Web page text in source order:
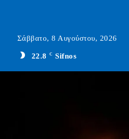
Σάββατο, 8 Αυγούστου, 2026
22.8 C Sifnos